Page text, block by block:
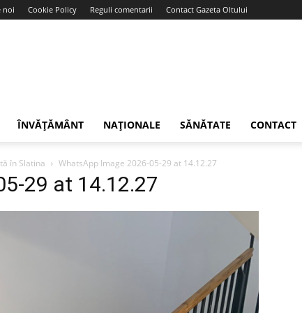
noi Cookie Policy Reguli comentarii Contact Gazeta Oltului
ÎNVĂȚĂMÂNT NAȚIONALE SĂNĂTATE CONTACT
în Slatina WhatsApp Image 2026-05-29 at 14.12.27
29 at 14.12.27